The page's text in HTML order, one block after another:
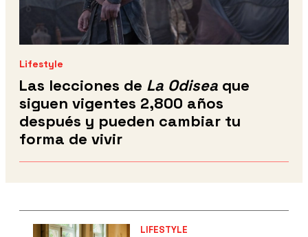
Lifestyle
Las lecciones de La Odisea que
siguen vigentes 2,800 años
después y pueden cambiar tu
forma de vivir
LIFESTYLE